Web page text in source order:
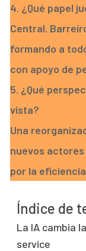
4. ¿Qué papel
Central.
formando a
con apoyo de
5. ¿Qué
vista?
Una
nuevos
por la
Índice de
La IA cambia
service